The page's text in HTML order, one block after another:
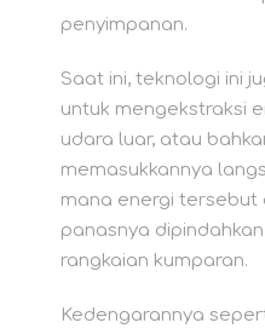
penyimpanan.
Saat ini, teknologi ini
untuk mengekstraksi
udara luar, atau
memasukkannya
mana energi tersebut
panasnya
rangkaian kumparan.
Kedengarannya